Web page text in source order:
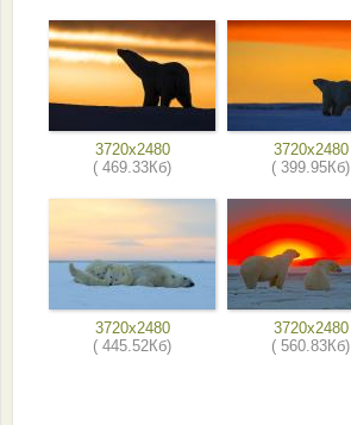
3720x2480
( 469.33Кб)
3720x2480
( 399.95Кб)
3720x2480
( 445.52Кб)
3720x2480
( 560.83Кб)